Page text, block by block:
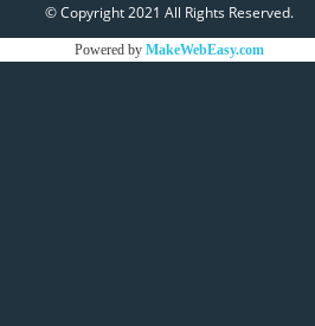
© Copyright 2021 All Rights Reserved.
Powered by MakeWebEasy.com